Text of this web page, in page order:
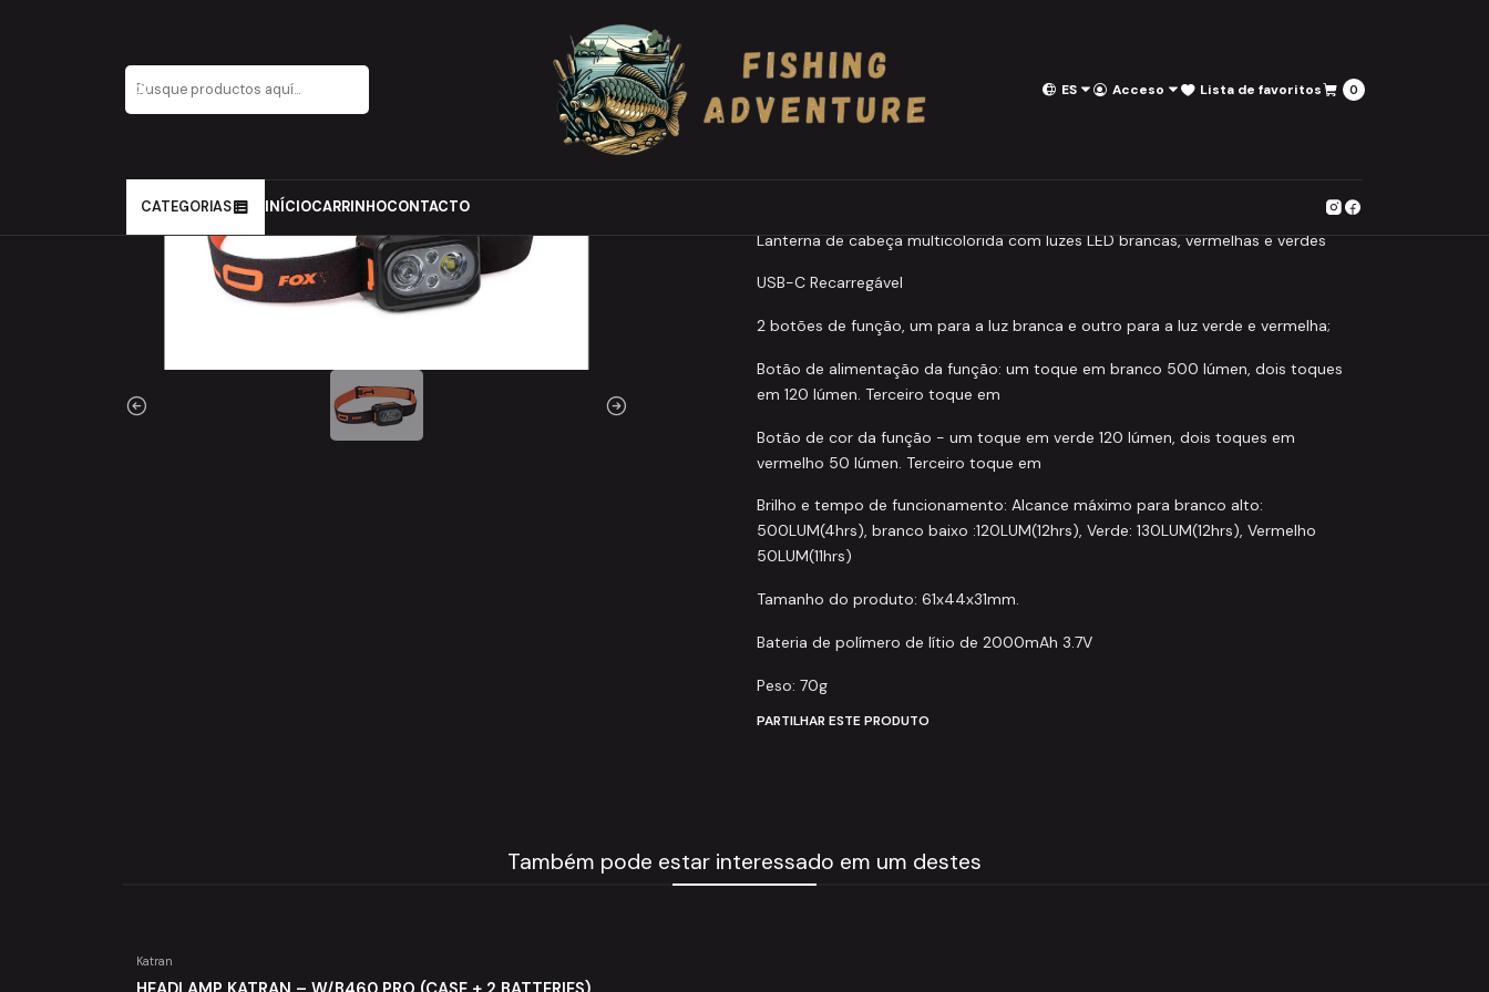
ES Acceso Lista de favoritos 0
CATEGORIAS INÍCIOCARRINHOCONTACTO
FOX Halo Multi Colour 500C Headtorch
|
FOX Halo Multi Colour 500C Headtorch
Lanterna de cabeça multicolorida com luzes LED brancas, vermelhas e verdes
USB-C Recarregável
2 botões de função, um para a luz branca e outro para a luz verde e vermelha;
Botão de alimentação da função: um toque em branco 500 lúmen, dois toques
em 120 lúmen. Terceiro toque em
Botão de cor da função - um toque em verde 120 lúmen, dois toques em
vermelho 50 lúmen. Terceiro toque em
Brilho e tempo de funcionamento: Alcance máximo para branco alto:
500LUM(4hrs), branco baixo :120LUM(12hrs), Verde: 130LUM(12hrs), Vermelho
50LUM(11hrs)
Tamanho do produto: 61x44x31mm.
Bateria de polímero de lítio de 2000mAh 3.7V
Peso: 70g
PARTILHAR ESTE PRODUTO
Também pode estar interessado em um destes
Katran